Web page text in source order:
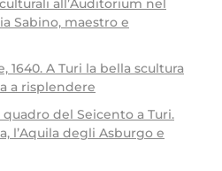
all’Auditorium nel
Sabino, maestro e
1640. A Turi la bella scultura
a risplendere
del Seicento a Turi.
l’Aquila degli Asburgo e